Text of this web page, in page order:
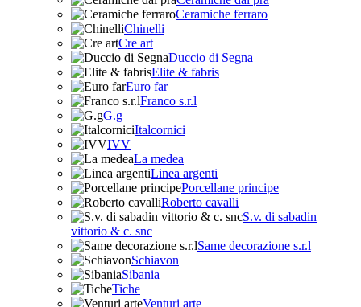
Ceramiche ferraro
Chinelli
Cre art
Duccio di Segna
Elite & fabris
Euro far
Franco s.r.l
G.g
Italcornici
IVV
La medea
Linea argenti
Porcellane principe
Roberto cavalli
S.v. di sabadin
vittorio & c. snc
Same decorazione s.r.l
Schiavon
Sibania
Tiche
Venturi arte